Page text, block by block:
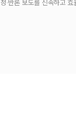
‧반론 보도를 신속하고